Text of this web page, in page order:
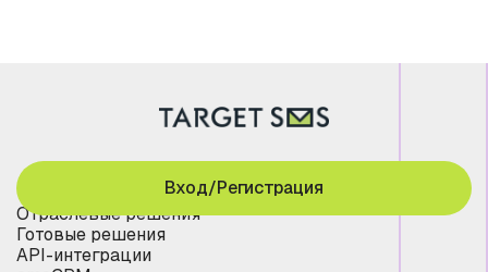
Отраслевые решения
Готовые решения
API-интеграции
Вход/Регистрация